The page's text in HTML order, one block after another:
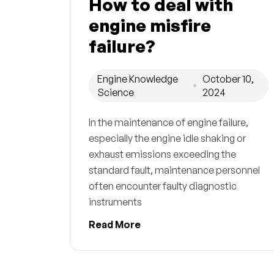
How to deal with
engine misfire
failure?
Engine Knowledge
Science
October 10,
2024
In the maintenance of engine failure,
especially the engine idle shaking or
exhaust emissions exceeding the
standard fault, maintenance personnel
often encounter faulty diagnostic
instruments
Read More